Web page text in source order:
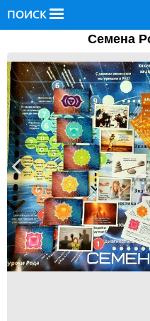
ПОИСК
Cемена